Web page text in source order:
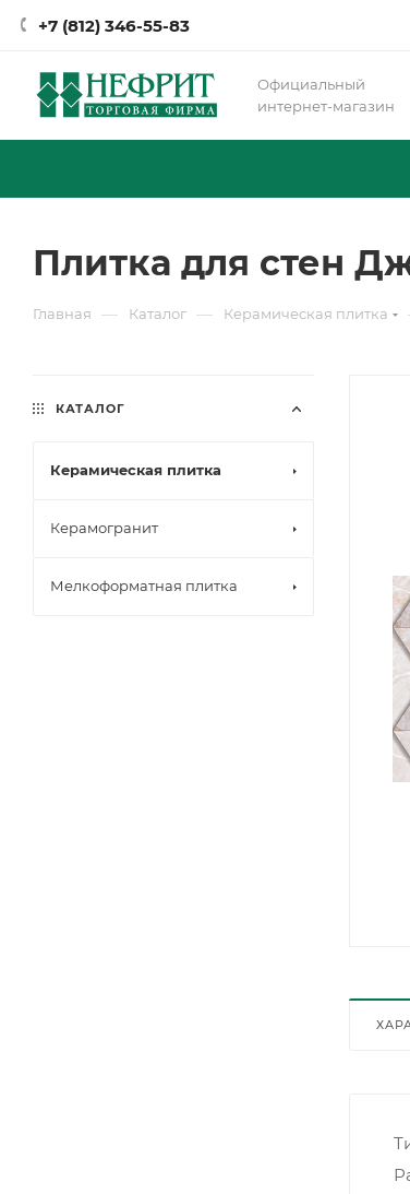
+7 (812) 346-55-83
Официальный
интернет-магазин
Плитка для стен
Главная — Каталог — Керамическая плитка
КАТАЛОГ
Керамическая плитка
Керамогранит
Мелкоформатная плитка